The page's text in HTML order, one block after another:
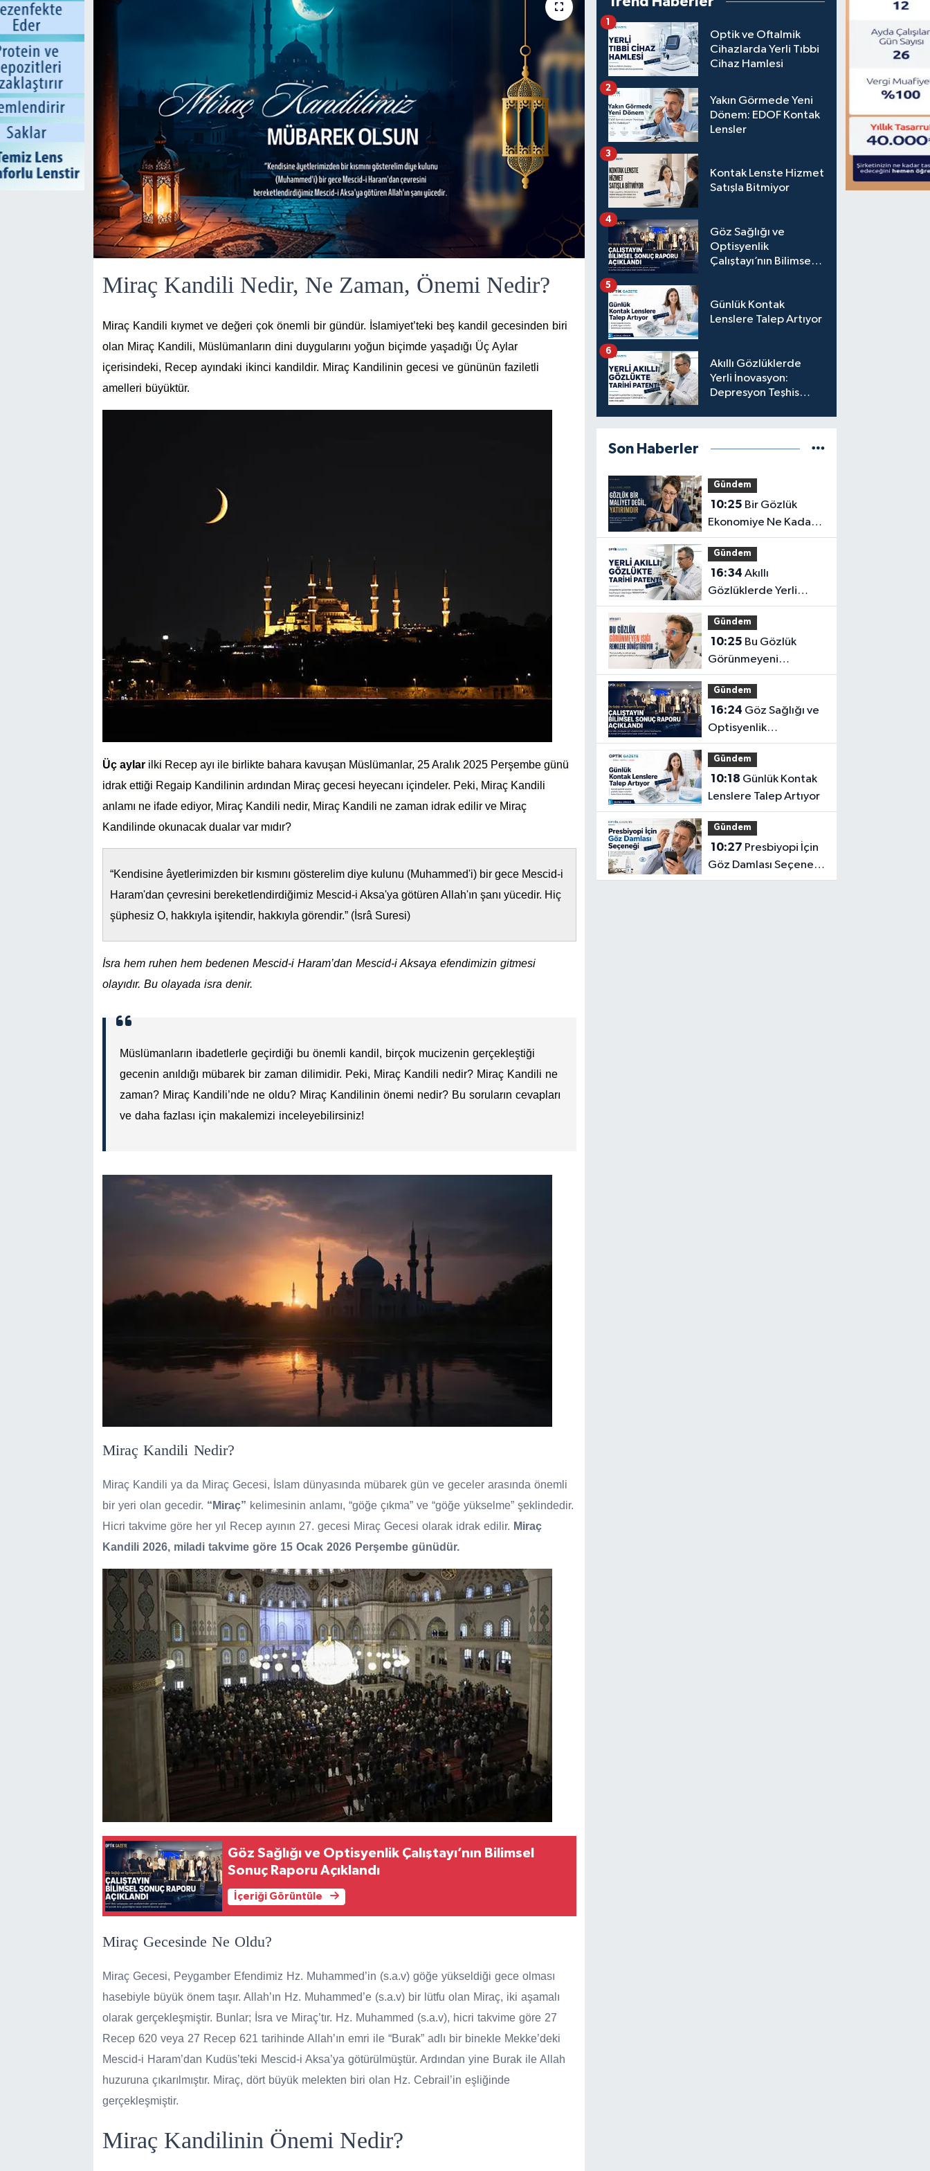
Miraç Kandili Nedir, Ne Zaman, Önemi Nedir?
Miraç Kandili kıymet ve değeri çok önemli bir gündür. İslamiyet’teki beş kandil gecesinden biri
olan Miraç Kandili, Müslümanların dini duygularını yoğun biçimde yaşadığı Üç Aylar
içerisindeki, Recep ayındaki ikinci kandildir. Miraç Kandilinin gecesi ve gününün faziletli
amelleri büyüktür.
Üç aylarilki Recep ayı ile birlikte bahara kavuşan Müslümanlar, 25 Aralık 2025 Perşembe günü
idrak ettiği Regaip Kandilinin ardından Miraç gecesi heyecanı içindeler. Peki, Miraç Kandili
anlamı ne ifade ediyor, Miraç Kandili nedir, Miraç Kandili ne zaman idrak edilir ve Miraç
Kandilinde okunacak dualar var mıdır?
“Kendisine âyetlerimizden bir kısmını gösterelim diye kulunu (Muhammed'i) bir gece Mescid-i
Haram'dan çevresini bereketlendirdiğimiz Mescid-i Aksa'ya götüren Allah'ın şanı yücedir. Hiç
şüphesiz O, hakkıyla işitendir, hakkıyla görendir.” (İsrâ Suresi)
İsra hem ruhen hem bedenen Mescid-i Haram’dan Mescid-i Aksaya efendimizin gitmesi
olayıdır. Bu olayada isra denir.
Müslümanların ibadetlerle geçirdiği bu önemli kandil, birçok mucizenin gerçekleştiği
gecenin anıldığı mübarek bir zaman dilimidir. Peki, Miraç Kandili nedir? Miraç Kandili ne
zaman? Miraç Kandili’nde ne oldu? Miraç Kandilinin önemi nedir? Bu soruların cevapları
ve daha fazlası için makalemizi inceleyebilirsiniz!
Miraç Kandili Nedir?
Miraç Kandili ya da Miraç Gecesi, İslam dünyasında mübarek gün ve geceler arasında önemli
bir yeri olan gecedir. “Miraç” kelimesinin anlamı, “göğe çıkma” ve “göğe yükselme” şeklindedir.
Hicri takvime göre her yıl Recep ayının 27. gecesi Miraç Gecesi olarak idrak edilir. Miraç
Kandili 2026, miladi takvime göre 15 Ocak 2026 Perşembe günüdür.
Göz Sağlığı ve Optisyenlik Çalıştayı’nın Bilimsel
Sonuç Raporu Açıklandı
İçeriği Görüntüle
Miraç Gecesinde Ne Oldu?
Miraç Gecesi, Peygamber Efendimiz Hz. Muhammed’in (s.a.v) göğe yükseldiği gece olması
hasebiyle büyük önem taşır. Allah’ın Hz. Muhammed’e (s.a.v) bir lütfu olan Miraç, iki aşamalı
olarak gerçekleşmiştir. Bunlar; İsra ve Miraç’tır. Hz. Muhammed (s.a.v), hicri takvime göre 27
Recep 620 veya 27 Recep 621 tarihinde Allah’ın emri ile “Burak” adlı bir binekle Mekke’deki
Mescid-i Haram’dan Kudüs’teki Mescid-i Aksa’ya götürülmüştür. Ardından yine Burak ile Allah
huzuruna çıkarılmıştır. Miraç, dört büyük melekten biri olan Hz. Cebrail’in eşliğinde
gerçekleşmiştir.
Miraç Kandilinin Önemi Nedir?
Optik ve Oftalmik
Cihazlarda Yerli Tıbbi
Cihaz Hamlesi
1
Yakın Görmede Yeni
Dönem: EDOF Kontak
Lensler
2
Kontak Lenste Hizmet
Satışla Bitmiyor
3
Göz Sağlığı ve
Optisyenlik
Çalıştayı’nın Bilimsel
4
Günlük Kontak
Lenslere Talep Artıyor
5
Akıllı Gözlüklerde
Yerli İnovasyon:
Depresyon Teşhis
6
Son Haberler
Gündem
10:25
Ekonomiye Ne Kadar
Katkı Sağlayabilir?
Gündem
16:34 Akıllı
Gözlüklerde Yerli
İnovasyon: Depresyon
Teşhis Eden Gözlüğe
Türkpatent Onayı
Gündem
10:25
Görünmeyeni
Görüntüye
Dönüştürüyor
Gündem
16:24
Optisyenlik
Çalıştayı’nın Bilimsel
Sonuç Raporu
Açıklandı
Gündem
10:18
Lenslere Talep Artıyor
Gündem
10:27
Göz Damlası Seçeneği
Yayılıyor